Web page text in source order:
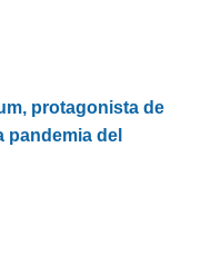
protagonista de
pandemia del